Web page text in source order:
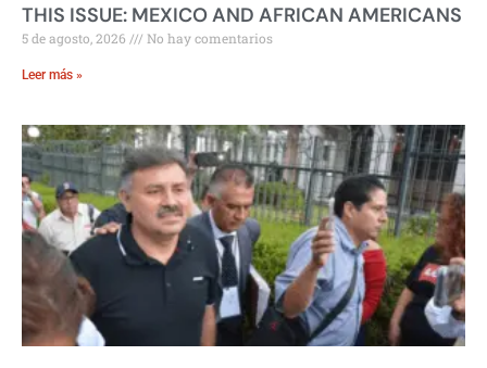
THIS ISSUE: MEXICO AND AFRICAN AMERICANS
5 de agosto, 2026 No hay comentarios
Leer más »